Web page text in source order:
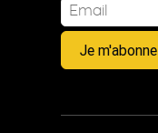
Je m'abonne